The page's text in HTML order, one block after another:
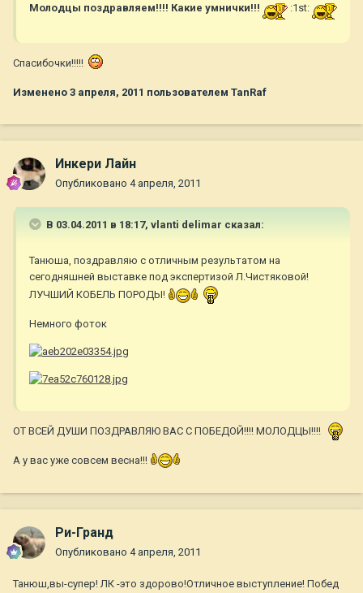
Молодцы поздравляем!!!! Какие умнички!!! :1st:
Спасибочки!!!!!
Изменено 3 апреля, 2011 пользователем TanRaf
Инкери Лайн
Опубликовано 4 апреля, 2011
В 03.04.2011 в 18:17, vlanti delimar сказал:
Танюша, поздравляю с отличным результатом на
сегодняшней выставке под экспертизой Л.Чистяковой!
ЛУЧШИЙ КОБЕЛЬ ПОРОДЫ!
Немного фоток
ОТ ВСЕЙ ДУШИ ПОЗДРАВЛЯЮ ВАС С ПОБЕДОЙ!!!! МОЛОДЦЫ!!!!
А у вас уже совсем весна!!!
Ри-Гранд
Опубликовано 4 апреля, 2011
Танюш,вы-супер! ЛК -это здорово!Отличное выступление! Побед